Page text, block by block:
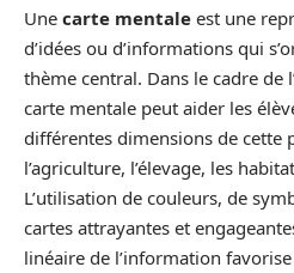
Une carte mentale est une
d’idées ou d’informations qui
thème central. Dans le cadre de
carte mentale peut aider les
différentes dimensions de cette
l’agriculture, l’élevage, les
L’utilisation de couleurs, de
cartes attrayantes et
linéaire de l’information